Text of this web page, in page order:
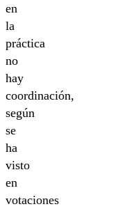
en
la
práctica
no
hay
coordinación,
según
se
ha
visto
en
votaciones